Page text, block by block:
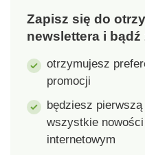
Zapisz się do
newslettera i
otrzymujesz
promocji
będziesz
wszystkie
internetowym